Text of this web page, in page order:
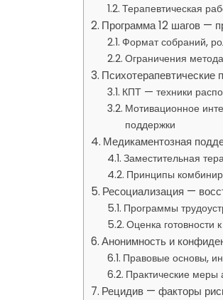
Терапевтическая
Программа 12 шагов —
Формат собраний,
Ограничения
КПТ — техники
Мотивационное
поддержки
Медикаментозная
Заместительная
Принципы
Ресоциализация —
Программы
Оценка готовности
Анонимность и
Правовые основы,
Практические меры
Рецидив — факторы